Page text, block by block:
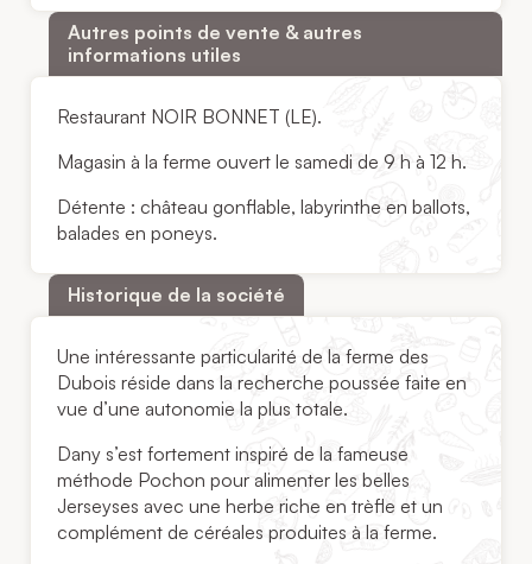
Autres points de vente & autres
informations utiles
Restaurant NOIR BONNET (LE).
Magasin à la ferme ouvert le samedi de 9 h à 12 h.
Détente : château gonflable, labyrinthe en ballots,
balades en poneys.
Historique de la société
Une intéressante particularité de la ferme des
Dubois réside dans la recherche poussée faite en
vue d’une autonomie la plus totale.
Dany s’est fortement inspiré de la fameuse
méthode Pochon pour alimenter les belles
Jerseyses avec une herbe riche en trèfle et un
complément de céréales produites à la ferme.